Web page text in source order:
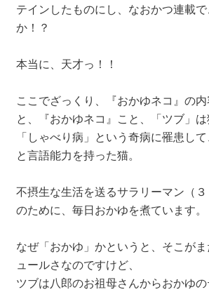
テインしたものにし、なおかつ連載
か！？
本当に、天才っ！！
ここでざっくり、『おかゆネコ』の
と、『おかゆネコ』こと、「ツブ」
「しゃべり病」という奇病に罹患し
と言語能力を持った猫。
不摂生な生活を送るサラリーマン（
のために、毎日おかゆを煮ています。
なぜ「おかゆ」かというと、そこが
ュールさなのですけど、
ツブは八郎のお祖母さんからおかゆ